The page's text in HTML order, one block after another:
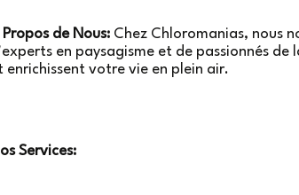
Propos de Nous: Chez Chloromanias, nous
en paysagisme et de passionnés
enrichissent votre vie en plein air.
Services: